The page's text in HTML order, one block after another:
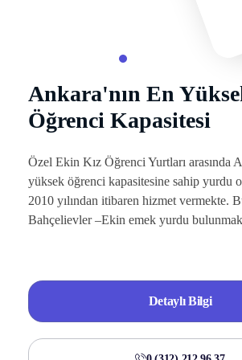
Ankara'nın En
Öğrenci Kapasitesi
Özel Ekin Kız Öğrenci Yurtları arasında
yüksek öğrenci kapasitesine sahip yurdu
2010 yılından itibaren hizmet vermekte.
Bahçelievler –Ekin emek yurdu
Detaylı Bilgi